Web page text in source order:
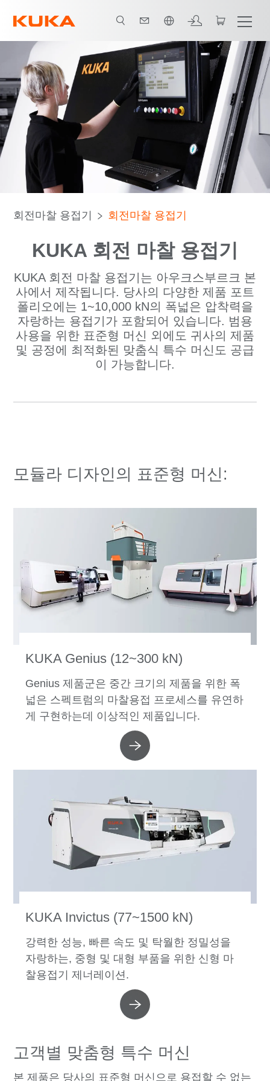
회전마찰 용접기 회전마찰 용접기
KUKA 회전 마찰 용접기
KUKA 회전 마찰 용접기는 아우크스부르크 본
사에서 제작됩니다. 당사의 다양한 제품 포트
폴리오에는 1~10,000 kN의 폭넓은 압착력을
자랑하는 용접기가 포함되어 있습니다. 범용
사용을 위한 표준형 머신 외에도 귀사의 제품
및 공정에 최적화된 맞춤식 특수 머신도 공급
이 가능합니다.
모듈라 디자인의 표준형 머신:
KUKA Genius (12~300 kN)
Genius 제품군은 중간 크기의 제품을 위한 폭
넓은 스펙트럼의 마찰용접 프로세스를 유연하
게 구현하는데 이상적인 제품입니다.
KUKA Invictus (77~1500 kN)
강력한 성능, 빠른 속도 및 탁월한 정밀성을
자랑하는, 중형 및 대형 부품을 위한 신형 마
찰용접기 제너레이션.
고객별 맞춤형 특수 머신
본 제품은 당사의 표준형 머신으로 용접할 수 없는